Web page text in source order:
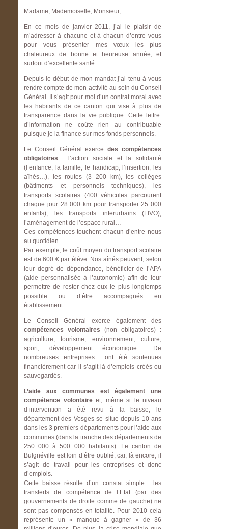
Madame, Mademoiselle, Monsieur,
En ce mois de janvier 2011, j’ai le plaisir de
m’adresser à chacune et à chacun d’entre vous
pour vous présenter mes vœux les plus
chaleureux de bonne et heureuse année, et
surtout d’excellente santé.
Depuis le début de mon mandat j’ai tenu à vous
rendre compte de mon activité au sein du Conseil
Général. Il s’agit pour moi d’un contrat moral avec
les habitants de ce canton qui vise à plus de
transparence dans la vie publique. Cette lettre
d’information ne coûte rien au contribuable
puisque je la finance sur mes fonds personnels.
Le Conseil Général exercedes compétences
obligatoires : l’action sociale et la solidarité
(l’enfance, la famille, le handicap, l’insertion, les
aînés…), les routes (3 200 km), les collèges
(bâtiments et personnels techniques), les
transports scolaires (400 véhicules parcourent
chaque jour 28 000 km pour transporter 25 000
enfants), les transports interurbains (LIVO),
l’aménagement de l’espace rural…
Ces compétences touchent chacun d’entre nous
au quotidien.
Par exemple, le coût moyen du transport scolaire
est de 600 € par élève. Nos aînés peuvent, selon
leur degré de dépendance, bénéficier de l’APA
(aide personnalisée à l’autonomie) afin de leur
permettre de rester chez eux le plus longtemps
possible ou d’être accompagnés en
établissement.
Le Conseil Général exerce également des
compétences volontaires (non obligatoires) :
agriculture, tourisme, environnement, culture,
sport, développement économique… De
nombreuses entreprises ont été soutenues
financièrement car il s’agit là d’emplois créés ou
sauvegardés.
L’aide aux communes est également une
compétence volontaireet, même si le niveau
d’intervention a été revu à la baisse, le
département des Vosges se situe depuis 10 ans
dans les 3 premiers départements pour l’aide aux
communes (dans la tranche des départements de
250 000 à 500 000 habitants). Le canton de
Bulgnéville est loin d’être oublié, car, là encore, il
s’agit de travail pour les entreprises et donc
d’emplois.
Cette baisse résulte d’un constat simple : les
transferts de compétence de l’Etat (par des
gouvernements de droite comme de gauche) ne
sont pas compensés en totalité. Pour 2010 cela
représente un « manque à gagner » de 36